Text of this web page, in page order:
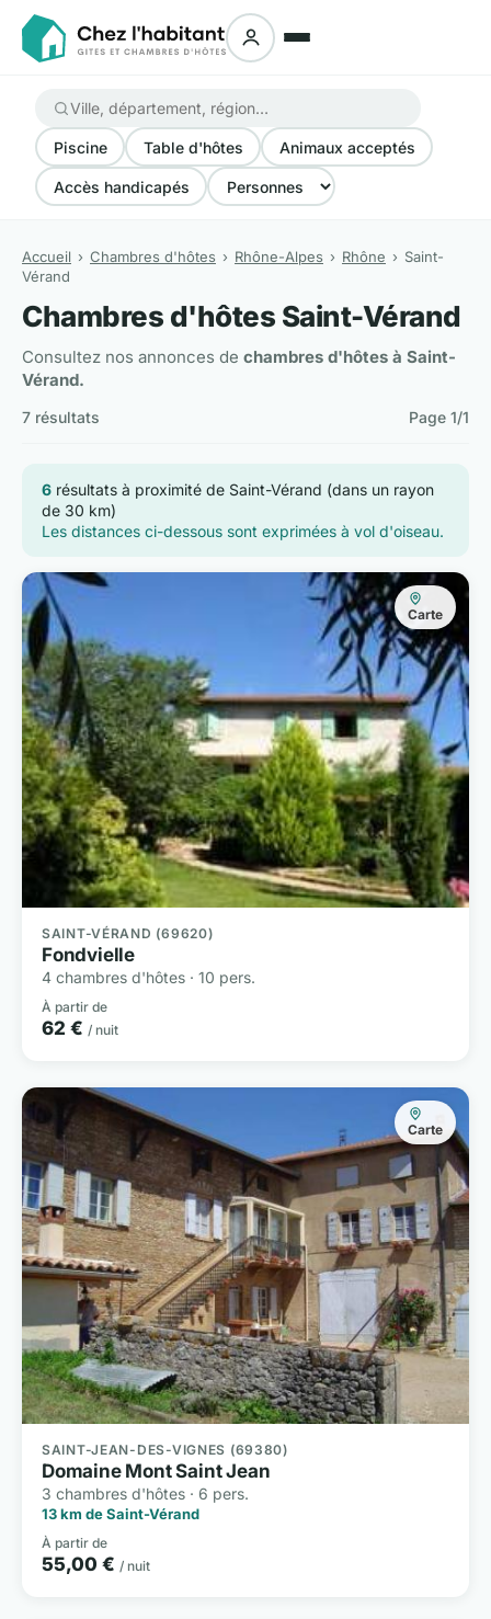
Piscine Table d'hôtes Animaux acceptés
Accès handicapés
Accueil Chambres d'hôtes Rhône-Alpes Rhône
Saint-
Vérand
Chambres d'hôtes Saint-Vérand
Consultez nos annonces de chambres d'hôtes à Saint-
Vérand.
7 résultats Page 1/1
6 résultats à proximité de Saint-Vérand (dans un rayon
de 30 km)
Les distances ci-dessous sont exprimées à vol d'oiseau.
Carte
SAINT-VÉRAND (69620)
Fondvielle
4 chambres d'hôtes · 10 pers.
À partir de
62 € / nuit
Carte
SAINT-JEAN-DES-VIGNES (69380)
Domaine Mont Saint Jean
3 chambres d'hôtes · 6 pers.
13 km de Saint-Vérand
À partir de
55,00 € / nuit